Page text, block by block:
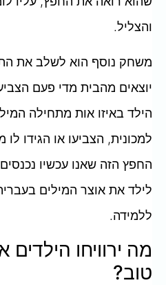
והצליל.
משחק נוסף הוא לשלב את
יוצאים מהבית מדי פעם
הילד באיזו אות מתחילה
למכונית, הצביעו או הגידו
החפץ הזה שאנו עכשיו
לילד את אוצר המילים
ללמידה.
מה ירוויחו
טוב?